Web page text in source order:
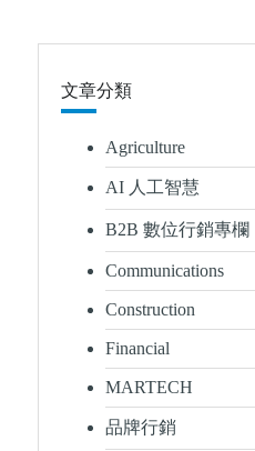
文章分類
Agriculture
AI 人工智慧
B2B 數位行銷專欄
Communications
Construction
Financial
MARTECH
品牌行銷